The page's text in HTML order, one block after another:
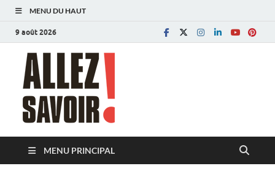
MENU DU HAUT
9 août 2026
MENU PRINCIPAL